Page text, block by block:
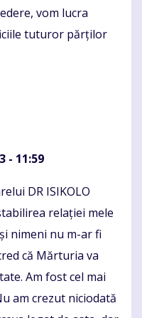
vom lucra
tuturor părților
- 11:59
DR ISIKOLO
relației mele
nimeni nu m-ar fi
că Mărturia va
Am fost cel mai
am crezut niciodată